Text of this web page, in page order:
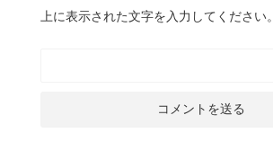
上に表示された文字を入力してください。